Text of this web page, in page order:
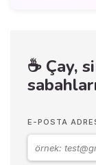
☕ Çay,
E-POSTA